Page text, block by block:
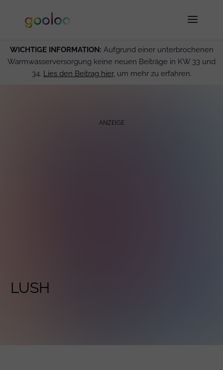
WICHTIGE INFORMATION: Aufgrund einer unterbrochenen
Warmwasserversorgung keine neuen Beiträge in KW 33 und
34. Lies den Beitrag hier, um mehr zu erfahren.
LUSH